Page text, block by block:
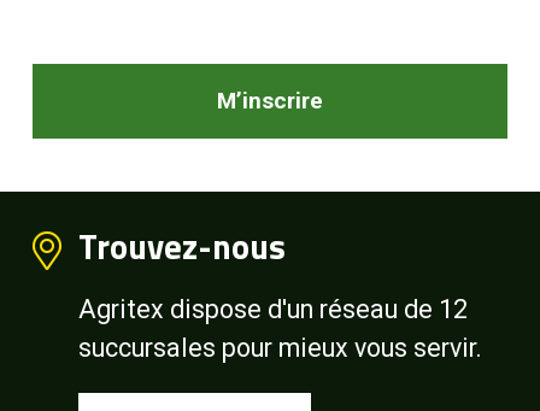
M’inscrire
Trouvez-nous
Agritex dispose d'un réseau de 12
succursales pour mieux vous servir.